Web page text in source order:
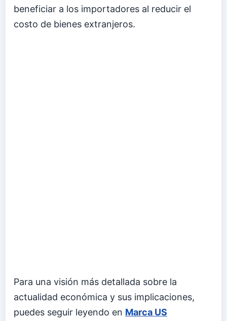
beneficiar a los importadores al reducir el
costo de bienes extranjeros.
Para una visión más detallada sobre la
actualidad económica y sus implicaciones,
puedes seguir leyendo en Marca US